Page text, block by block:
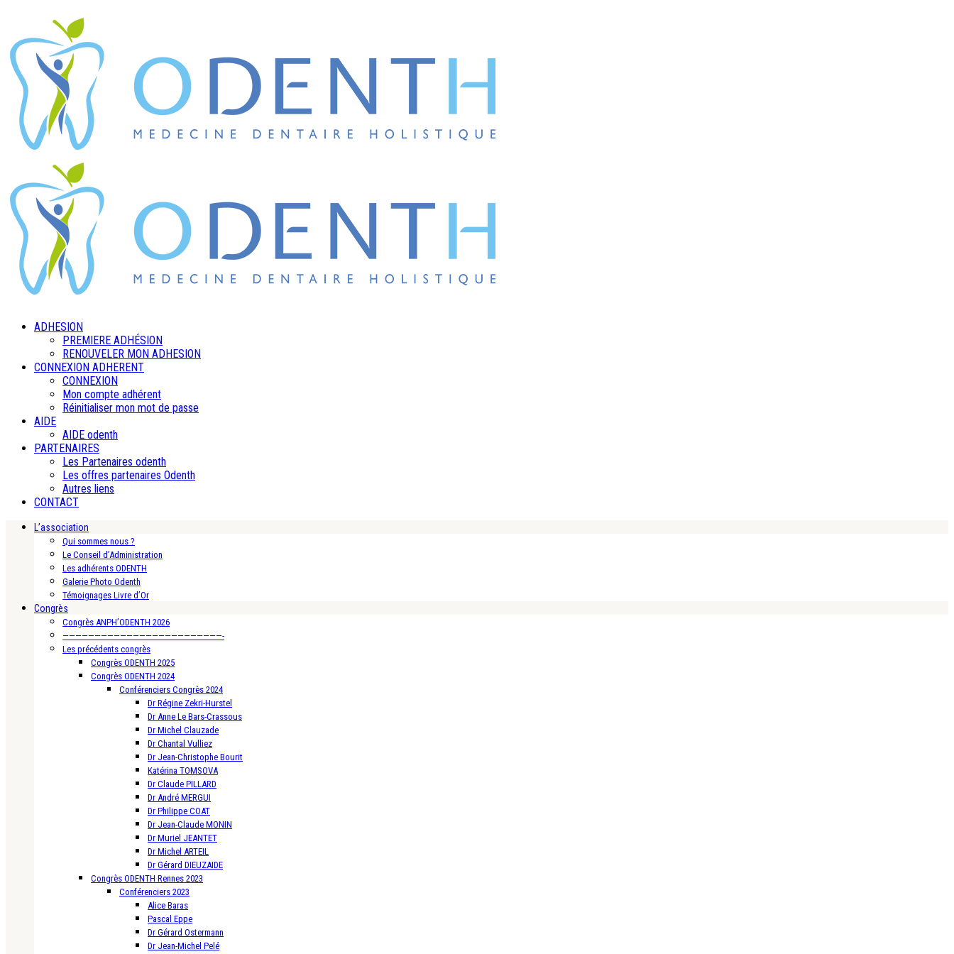
ADHESION
PREMIERE ADHÉSION
RENOUVELER MON ADHESION
CONNEXION ADHERENT
CONNEXION
Mon compte adhérent
Réinitialiser mon mot de passe
AIDE
AIDE odenth
PARTENAIRES
Les Partenaires odenth
Les offres partenaires Odenth
Autres liens
CONTACT
L’association
Qui sommes nous ?
Le Conseil d’Administration
Les adhérents ODENTH
Galerie Photo Odenth
Témoignages Livre d’Or
Congrès
Congrès ANPH’ODENTH 2026
—————————————————————————-
Les précédents congrès
Congrès ODENTH 2025
Congrès ODENTH 2024
Conférenciers Congrès 2024
Dr Régine Zekri-Hurstel
Dr Anne Le Bars-Crassous
Dr Michel Clauzade
Dr Chantal Vulliez
Dr Jean-Christophe Bourit
Katérina TOMSOVA
Dr Claude PILLARD
Dr André MERGUI
Dr Philippe COAT
Dr Jean-Claude MONIN
Dr Muriel JEANTET
Dr Michel ARTEIL
Dr Gérard DIEUZAIDE
Congrès ODENTH Rennes 2023
Conférenciers 2023
Alice Baras
Pascal Eppe
Dr Gérard Ostermann
Dr Jean-Michel Pelé